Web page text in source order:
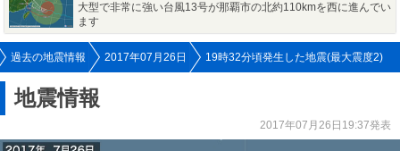
大型で非常に強い台風13号が那覇市の北約110kmを西に進んでい
ます
過去の地震情報 2017年07月26日 19時32分頃発生した地震(最大震度2)
地震情報
2017年07月26日19:37発表